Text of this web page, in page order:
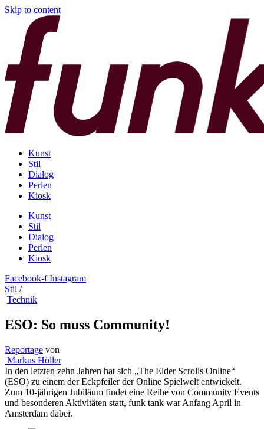
Skip to content
Kunst
Stil
Dialog
Perlen
Kiosk
Kunst
Stil
Dialog
Perlen
Kiosk
Facebook-f Instagram
Stil /
Technik
ESO: So muss Community!
Reportage von
Markus Höller
In den letzten zehn Jahren hat sich „The Elder Scrolls Online“
(ESO) zu einem der Eckpfeiler der Online Spielwelt entwickelt.
Zum 10-jährigen Jubiläum findet eine Reihe von Community Events
und besonderen Aktivitäten statt, funk tank war Anfang April in
Amsterdam dabei.